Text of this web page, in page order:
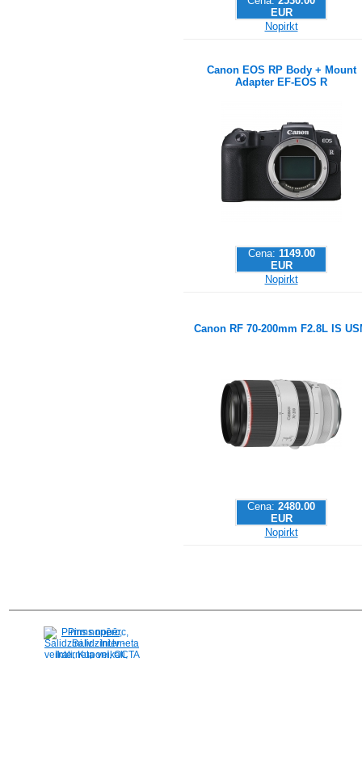
EUR
Nopirkt
Canon EOS RP Body + Mount
Adapter EF-EOS R
Cena: 1149.00
EUR
Nopirkt
Canon RF 70-200mm F2.8L IS
Cena: 2480.00
EUR
Nopirkt
Pirms nopērc,
Salidzini.lv - Interneta
veikali, Kuponi, OCTA